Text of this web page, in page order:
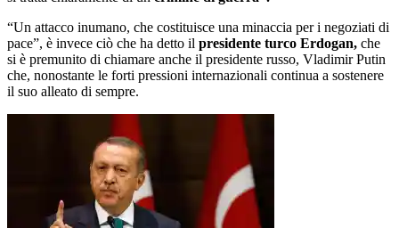
“Un attacco inumano, che costituisce una minaccia per i negoziati di
pace”, è invece ciò che ha detto il presidente turco Erdogan, che
si è premunito di chiamare anche il presidente russo, Vladimir Putin
che, nonostante le forti pressioni internazionali continua a sostenere
il suo alleato di sempre.